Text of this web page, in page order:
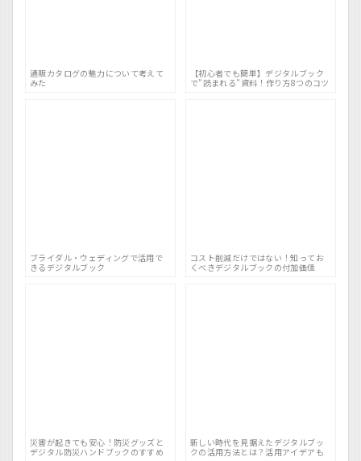
通販カタログの魅力について考えて
みた
【初心者でも簡単】デジタルブック
で”読まれる”資料！作り方8つのコツ
ブライダル・ウェディングで活用で
きるデジタルブック
コスト削減だけではない！知ってお
くべきデジタルブックの付加価値
災害が起きても安心！防災グッズと
デジタル防災ハンドブックのすすめ
新しい時代を見据えたデジタルブッ
クの活用方法とは？活用アイデアも